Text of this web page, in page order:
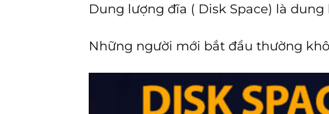
Dung lượng đĩa ( Disk Space) là
Những người mới bắt đầu thường